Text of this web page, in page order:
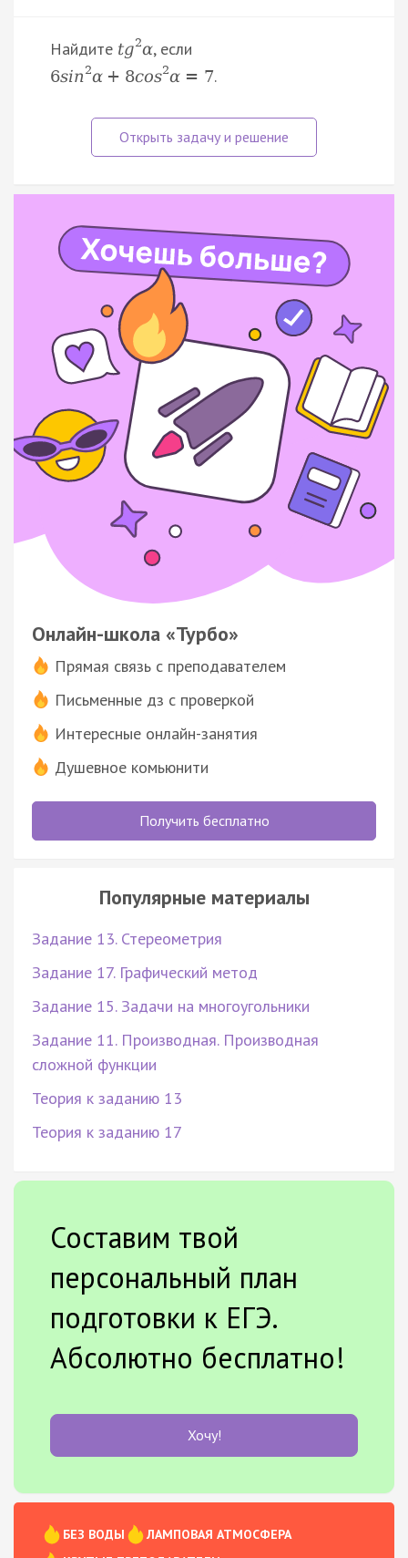
Найдите tg2α, если
6sin 2α + 8cos2α = 7.
Онлайн-школа «Турбо»
Прямая связь с преподавателем
Письменные дз с проверкой
Интересные онлайн-занятия
Душевное комьюнити
Получить бесплатно
Популярные материалы
Задание 13. Стереометрия
Задание 17. Графический метод
Задание 15. Задачи на многоугольники
Задание 11. Производная. Производная
сложной функции
Теория к заданию 13
Теория к заданию 17
Составим твой
персональный план
подготовки к ЕГЭ.
Абсолютно бесплатно!
Хочу!
БЕЗ ВОДЫ
ЛАМПОВАЯ АТМОСФЕРА